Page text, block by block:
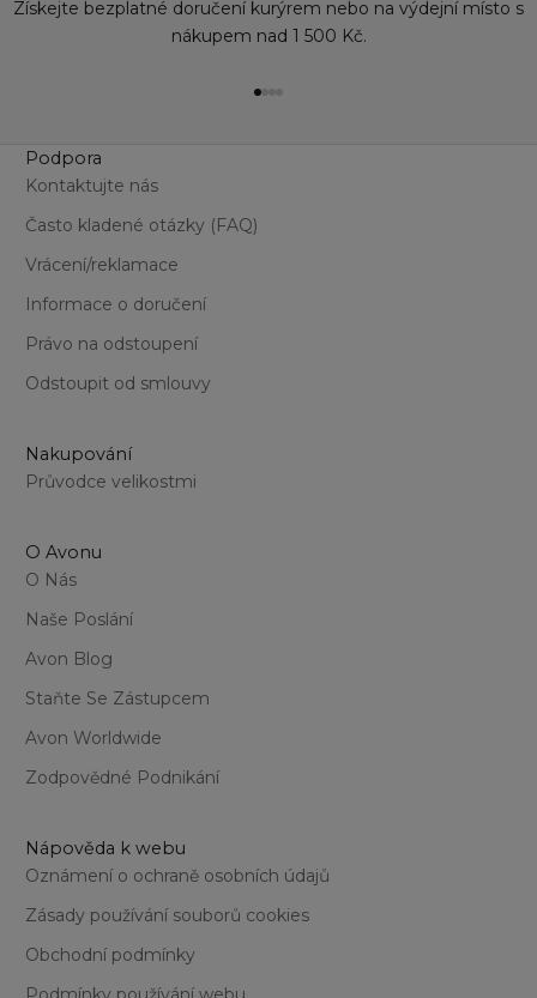
Získejte bezplatné doručení kurýrem nebo na výdejní místo s
nákupem nad 1 500 Kč.
Přejít na položku 1
Přejít na položku 2
Podpora
Kontaktujte nás
Často kladené otázky (FAQ)
Vrácení/reklamace
Informace o doručení
Právo na odstoupení
Odstoupit od smlouvy
Nakupování
Průvodce velikostmi
O Avonu
O Nás
Naše Poslání
Avon Blog
Staňte Se Zástupcem
Avon Worldwide
Zodpovědné Podnikání
Nápověda k webu
Oznámení o ochraně osobních údajů
Zásady používání souborů cookies
Obchodní podmínky